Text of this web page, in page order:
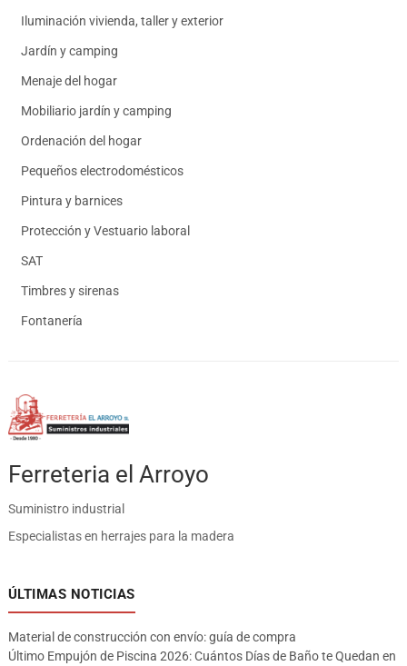
Iluminación vivienda, taller y exterior
Jardín y camping
Menaje del hogar
Mobiliario jardín y camping
Ordenación del hogar
Pequeños electrodomésticos
Pintura y barnices
Protección y Vestuario laboral
SAT
Timbres y sirenas
Fontanería
Ferreteria el Arroyo
Suministro industrial
Especialistas en herrajes para la madera
ÚLTIMAS NOTICIAS
Material de construcción con envío: guía de compra
Último Empujón de Piscina 2026: Cuántos Días de Baño te Quedan en